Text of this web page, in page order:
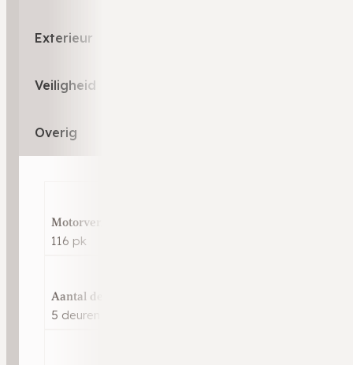
Exterieur
Veiligheid
Overig
Motorvermogen
116 pk
Aantal deuren
5 deuren